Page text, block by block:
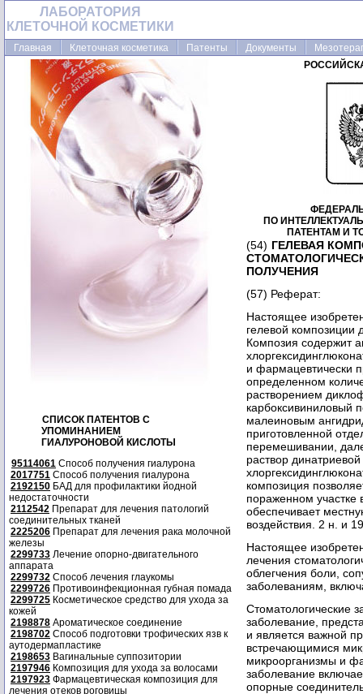
ЛАБОРАТОРИЯ
КЛЕТОЧНОЙ КОСМЕТИКИ
Главная Клеточная косметика Патенты Документы
СПИСОК ПАТЕНТОВ С
УПОМИНАНИЕМ
ГИАЛУРОНОВОЙ КИСЛОТЫ
95114061 Способ получения гиалурона
2017751 Способ получения гиалурона
2192150 БАД для профилактики йодной
недостаточности
2112542 Препарат для лечения патологий
соединительных тканей
2225206 Препарат для лечения рака молочной
железы
2299733 Лечение опорно-двигательного
аппарата
2299732 Способ лечения глаукомы
2299726 Противоинфекционная губная помада
2299725 Косметическое средство для ухода за
кожей
2198878 Ароматическое соединение
2198702 Способ подготовки трофических язв к
аутодермапластике
2198653 Вагинальные суппозитории
2197946 Композиция для ухода за волосами
2197923 Фармацевтическая композиция для
лечения отеков роговицы
ПО
ПАТЕНТАМ И
(54) ГЕЛЕВАЯ
ПОЛУЧЕНИЯ
(57) Реферат:
Настоящее
гелевой композиции
Композия содержит
и фармацевтически
определенном
растворением
карбоксивиниловый
малеиновым
приготовленной
перемешивании,
раствор
композиция
пораженном участке
обеспечивает
воздействия. 2 н. и
Настоящее
лечения
облегчения боли,
заболеваниям,
Стоматологические
заболевание,
и является важной
встречающимися
микроорганизмы и
заболевание
опорные